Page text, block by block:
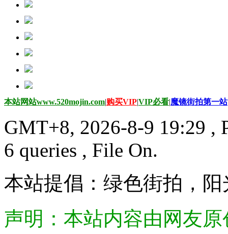
本站网站www.520mojin.com|购买VIP|VIP必看|魔镜街拍第一站
GMT+8, 2026-8-9 19:29 ,
6 queries , File On.
本站提倡：绿色街拍，
声明：本站内容由网友